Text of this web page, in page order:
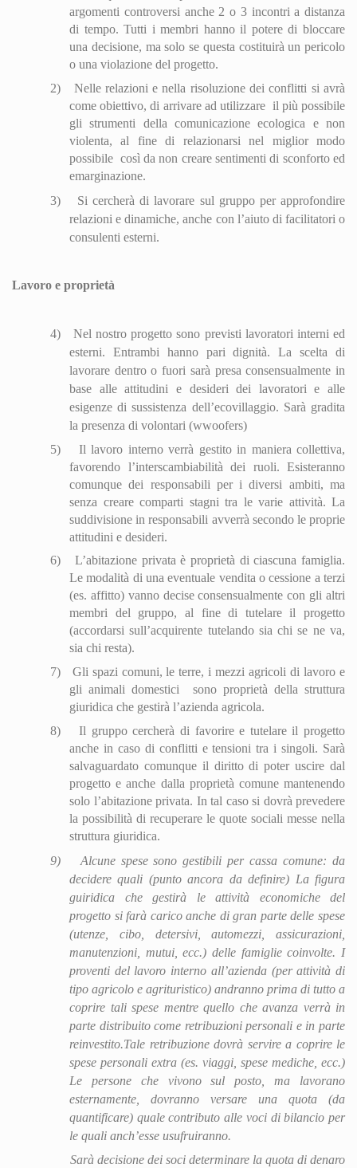
argomenti controversi anche 2 o 3 incontri a distanza
di tempo. Tutti i membri hanno il potere di bloccare
una decisione, ma solo se questa costituirà un pericolo
o una violazione del progetto.
2)
Nelle relazioni e nella risoluzione dei conflitti si avrà
come obiettivo, di arrivare ad utilizzare il più possibile
gli strumenti della comunicazione ecologica e non
violenta, al fine di relazionarsi nel miglior modo
possibile così da non creare sentimenti di sconforto ed
emarginazione.
3)
Si cercherà di lavorare sul gruppo per approfondire
relazioni e dinamiche, anche con l’aiuto di facilitatori o
consulenti esterni.
Lavoro e proprietà
4)
Nel nostro progetto sono previsti lavoratori interni ed
esterni. Entrambi hanno pari dignità. La scelta di
lavorare dentro o fuori sarà presa consensualmente in
base alle attitudini e desideri dei lavoratori e alle
esigenze di sussistenza dell’ecovillaggio. Sarà gradita
la presenza di volontari (wwoofers)
5)
Il lavoro interno verrà gestito in maniera collettiva,
favorendo l’interscambiabilità dei ruoli. Esisteranno
comunque dei responsabili per i diversi ambiti, ma
senza creare comparti stagni tra le varie attività. La
suddivisione in responsabili avverrà secondo le proprie
attitudini e desideri.
6)
L’abitazione privata è proprietà di ciascuna famiglia.
Le modalità di una eventuale vendita o cessione a terzi
(es. affitto) vanno decise consensualmente con gli altri
membri del gruppo, al fine di tutelare il progetto
(accordarsi sull’acquirente tutelando sia chi se ne va,
sia chi resta).
7)
Gli spazi comuni, le terre, i mezzi agricoli di lavoro e
gli animali domestici
sono proprietà della struttura
giuridica che gestirà l’azienda agricola.
8)
Il gruppo cercherà di favorire e tutelare il progetto
anche in caso di conflitti e tensioni tra i singoli. Sarà
salvaguardato comunque il diritto di poter uscire dal
progetto e anche dalla proprietà comune mantenendo
solo l’abitazione privata. In tal caso si dovrà prevedere
la possibilità di recuperare le quote sociali messe nella
struttura giuridica.
9)
Alcune spese sono gestibili per cassa comune: da
decidere quali (punto ancora da definire) La figura
guiridica che gestirà le attività economiche del
progetto si farà carico anche di gran parte delle spese
(utenze, cibo, detersivi, automezzi, assicurazioni,
manutenzioni, mutui, ecc.) delle famiglie coinvolte. I
proventi del lavoro interno all’azienda (per attività di
tipo agricolo e agrituristico) andranno prima di tutto a
coprire tali spese mentre quello che avanza verrà in
parte distribuito come retribuzioni personali e in parte
reinvestito.Tale retribuzione dovrà servire a coprire le
spese personali extra (es. viaggi, spese mediche, ecc.)
Le persone che vivono sul posto, ma lavorano
esternamente, dovranno versare una quota (da
quantificare) quale contributo alle voci di bilancio per
le quali anch’esse usufruiranno.
Sarà decisione dei soci determinare la quota di denaro